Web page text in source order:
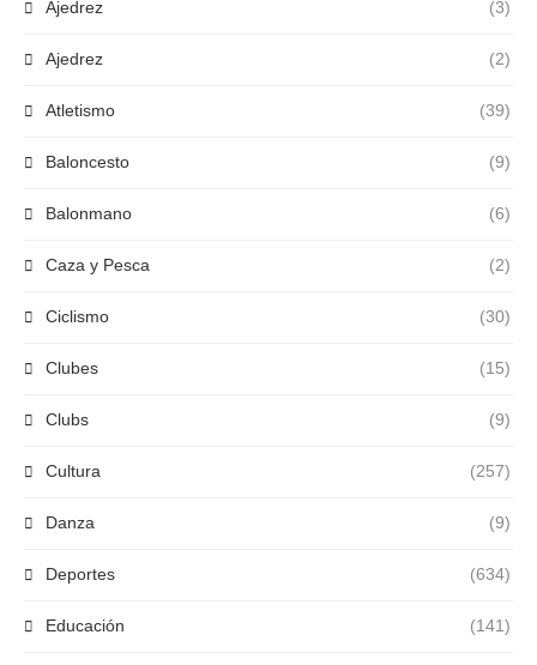
Ajedrez (3)
Ajedrez (2)
Atletismo (39)
Baloncesto (9)
Balonmano (6)
Caza y Pesca (2)
Ciclismo (30)
Clubes (15)
Clubs (9)
Cultura (257)
Danza (9)
Deportes (634)
Educación (141)